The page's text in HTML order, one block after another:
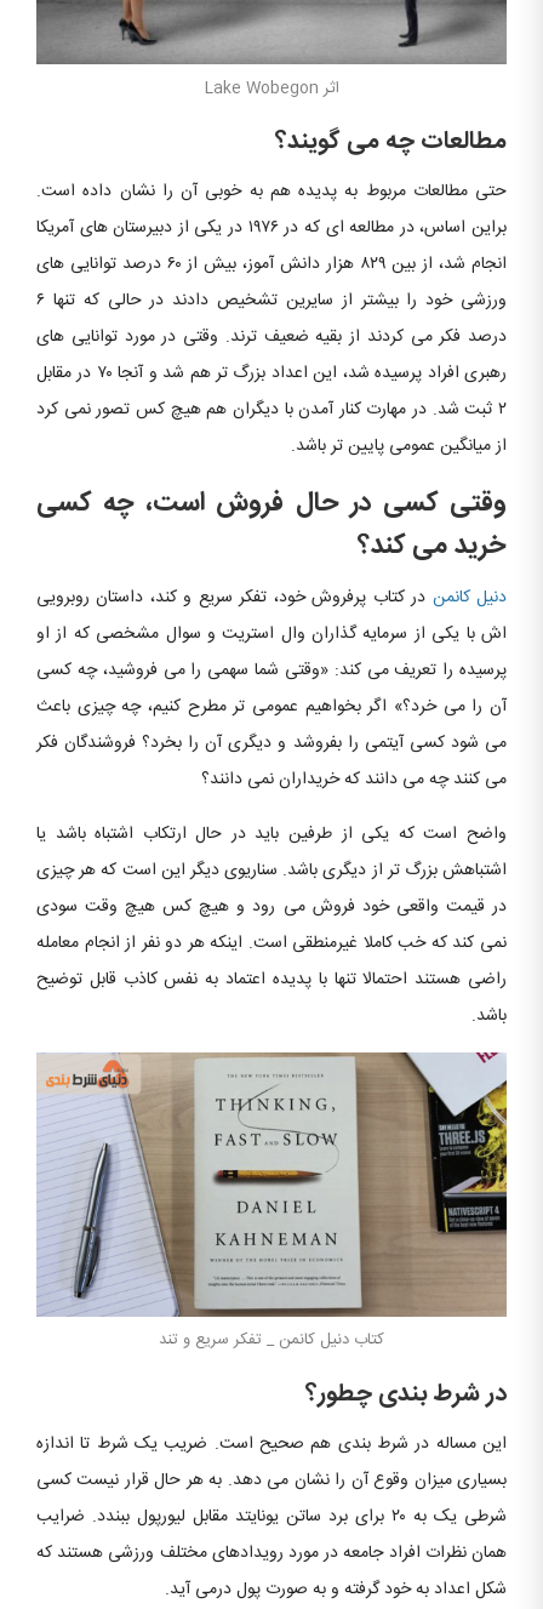
اثر Lake Wobegon
مطالعات چه می گویند؟
حتی مطالعات مربوط به پدیده هم به خوبی آن را نشان داده است.
براین اساس، در مطالعه ای که در ۱۹۷۶ در یکی از دبیرستان های آمریکا
انجام شد، از بین ۸۲۹ هزار دانش آموز، بیش از ۶۰ درصد توانایی های
ورزشی خود را بیشتر از سایرین تشخیص دادند در حالی که تنها ۶
درصد فکر می کردند از بقیه ضعیف ترند. وقتی در مورد توانایی های
رهبری افراد پرسیده شد، این اعداد بزرگ تر هم شد و آنجا ۷۰ در مقابل
۲ ثبت شد. در مهارت کنار آمدن با دیگران هم هیچ کس تصور نمی کرد
از میانگین عمومی پایین تر باشد.
وقتی کسی در حال فروش است، چه کسی
خرید می کند؟
دنیل کانمن در کتاب پرفروش خود، تفکر سریع و کند، داستان روبرویی
اش با یکی از سرمایه گذاران وال استریت و سوال مشخصی که از او
پرسیده را تعریف می کند: «وقتی شما سهمی را می فروشید، چه کسی
آن را می خرد؟» اگر بخواهیم عمومی تر مطرح کنیم، چه چیزی باعث
می شود کسی آیتمی را بفروشد و دیگری آن را بخرد؟ فروشندگان فکر
می کنند چه می دانند که خریداران نمی دانند؟
واضح است که یکی از طرفین باید در حال ارتکاب اشتباه باشد یا
اشتباهش بزرگ تر از دیگری باشد. سناریوی دیگر این است که هر چیزی
در قیمت واقعی خود فروش می رود و هیچ کس هیچ وقت سودی
نمی کند که خب کاملا غیرمنطقی است. اینکه هر دو نفر از انجام معامله
راضی هستند احتمالا تنها با پدیده اعتماد به نفس کاذب قابل توضیح
باشد.
کتاب دنیل کانمن _ تفکر سریع و تند
در شرط بندی چطور؟
این مساله در شرط بندی هم صحیح است. ضریب یک شرط تا اندازه
بسیاری میزان وقوع آن را نشان می دهد. به هر حال قرار نیست کسی
شرطی یک به ۲۰ برای برد ساتن یونایتد مقابل لیورپول ببندد. ضرایب
همان نظرات افراد جامعه در مورد رویدادهای مختلف ورزشی هستند که
شکل اعداد به خود گرفته و به صورت پول درمی آید.